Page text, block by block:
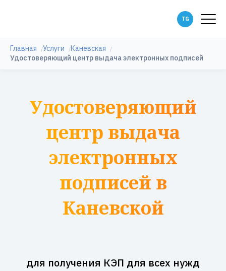
Главная Услуги
Каневская
Удостоверяющий центр выдача электронных подписей
Удостоверяющий
центр выдача
электронных
подписей в
Каневской
для получения КЭП для всех нужд